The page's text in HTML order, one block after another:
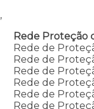
,
Rede Proteção
Rede de
Rede de
Rede de
Rede de
Rede de
Rede de